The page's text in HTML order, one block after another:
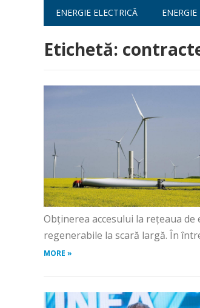
ENERGIE ELECTRICĂ
Etichetă:
Obținerea accesului la rețeaua
regenerabile la scară largă. În
MORE »